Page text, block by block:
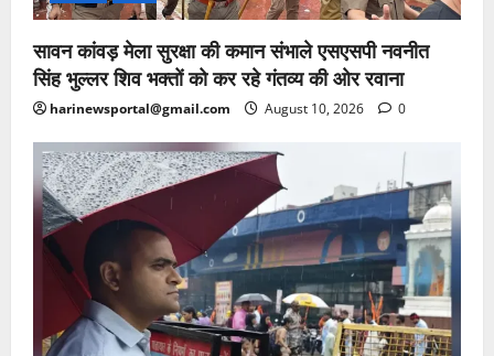
सावन कांवड़ मेला सुरक्षा की कमान संभाले एसएसपी नवनीत
सिंह भुल्लर शिव भक्तों को कर रहे गंतव्य की ओर रवाना
harinewsportal@gmail.com August 10, 2026 0